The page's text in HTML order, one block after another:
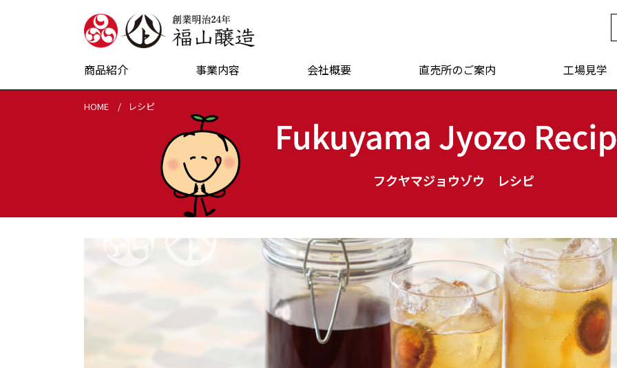
商品紹介 事業内容 会社概要 直売所のご案内 工場見学
HOME レシピ